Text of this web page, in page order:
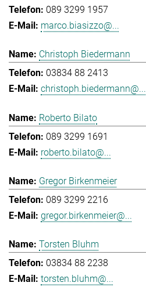
089 3299 1957
marco.biasizzo@...
Christoph Biedermann
03834 88 2413
christoph.biedermann@...
Roberto Bilato
089 3299 1691
roberto.bilato@...
Gregor Birkenmeier
089 3299 2216
gregor.birkenmeier@...
Torsten Bluhm
03834 88 2238
torsten.bluhm@...